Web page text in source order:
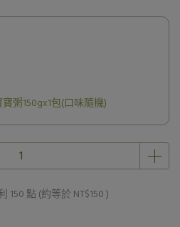
粥150gx1包(口味隨機)
150 點 (約等於 NT$150 )